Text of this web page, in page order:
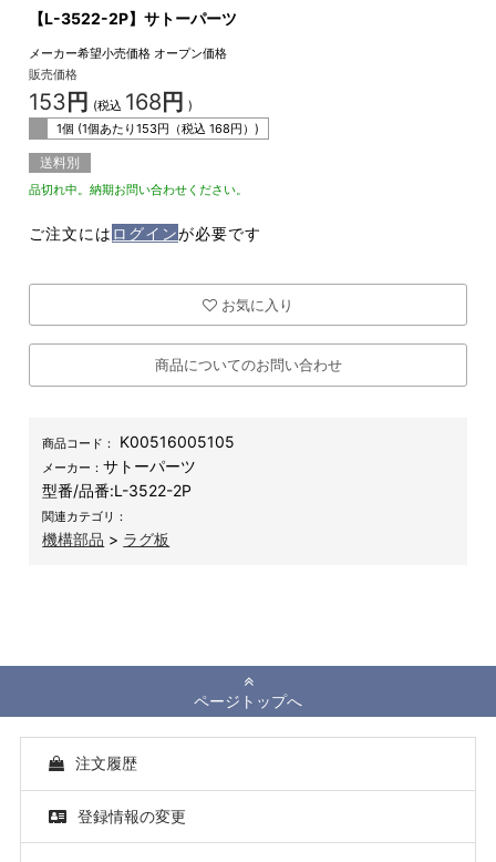
【L-3522-2P】サトーパーツ
メーカー希望小売価格 オープン価格
販売価格
153 円 (税込 168 円 )
1個 (1個あたり153円（税込168円）)
送料別
品切れ中。納期お問い合わせください。
ご注文には ログインが必要です
お気に入り
商品についてのお問い合わせ
商品コード： K00516005105
メーカー：サトーパーツ
型番/品番:L-3522-2P
関連カテゴリ：
機構部品 > ラグ板
ページトップへ
注文履歴
登録情報の変更